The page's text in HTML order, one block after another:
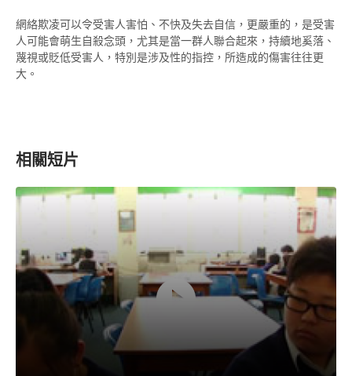
網絡欺凌可以令受害人害怕、不快及失去自信，更嚴重的，是受害
人可能會萌生自殺念頭，尤其是當一群人聯合起來，持續地奚落、
蔑視或貶低受害人，特別是涉及性的指控，所造成的傷害往往更
大。
相關短片